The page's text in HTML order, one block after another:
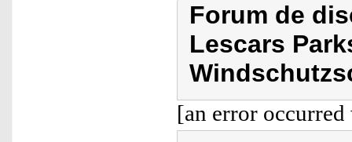
Forum de
Lescars
[an error